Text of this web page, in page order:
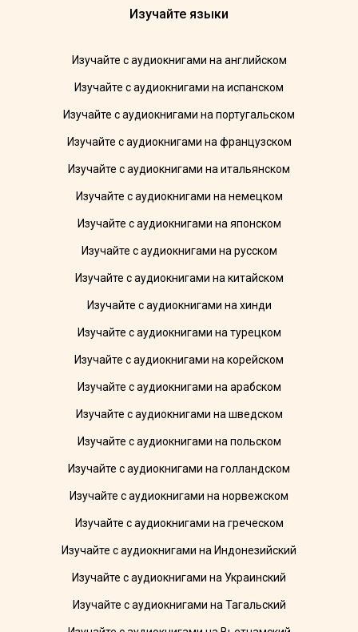
Изучайте языки
Изучайте с аудиокнигами на английском
Изучайте с аудиокнигами на испанском
Изучайте с аудиокнигами на португальском
Изучайте с аудиокнигами на французском
Изучайте с аудиокнигами на итальянском
Изучайте с аудиокнигами на немецком
Изучайте с аудиокнигами на японском
Изучайте с аудиокнигами на русском
Изучайте с аудиокнигами на китайском
Изучайте с аудиокнигами на хинди
Изучайте с аудиокнигами на турецком
Изучайте с аудиокнигами на корейском
Изучайте с аудиокнигами на арабском
Изучайте с аудиокнигами на шведском
Изучайте с аудиокнигами на польском
Изучайте с аудиокнигами на голландском
Изучайте с аудиокнигами на норвежском
Изучайте с аудиокнигами на греческом
Изучайте с аудиокнигами на Индонезийский
Изучайте с аудиокнигами на Украинский
Изучайте с аудиокнигами на Тагальский